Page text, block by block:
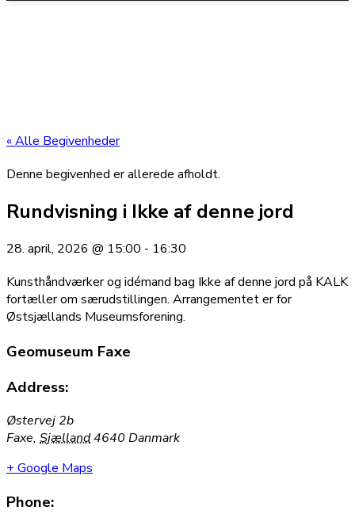
« Alle Begivenheder
Denne begivenhed er allerede afholdt.
Rundvisning i Ikke af denne jord
28. april, 2026 @ 15:00 - 16:30
Kunsthåndværker og idémand bag Ikke af denne jord på KALK
fortæller om særudstillingen. Arrangementet er for
Østsjællands Museumsforening.
Geomuseum Faxe
Address:
Østervej 2b
Faxe, Sjælland4640 Danmark
+ Google Maps
Phone: